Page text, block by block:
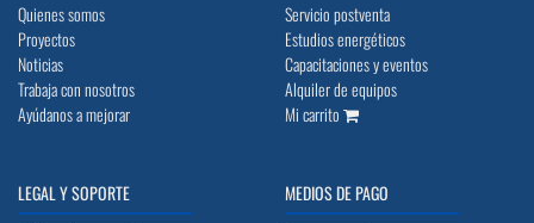
Quienes somos
Proyectos
Noticias
Trabaja con nosotros
Ayúdanos a mejorar
Servicio postventa
Estudios energéticos
Capacitaciones y eventos
Alquiler de equipos
Mi carrito
LEGAL Y SOPORTE
MEDIOS DE PAGO